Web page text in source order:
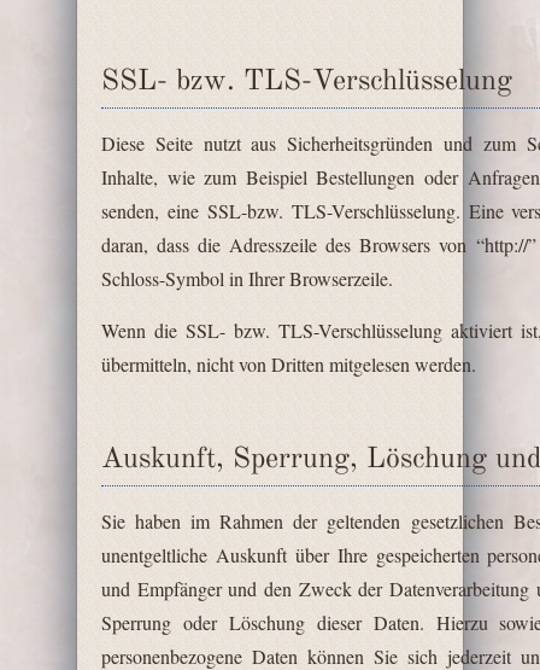
SSL- bzw. TLS-Verschlüsselung
Diese Seite nutzt aus Sicherheitsgründen und zum
Inhalte, wie zum Beispiel Bestellungen oder
senden, eine SSL-bzw. TLS-Verschlüsselung. Eine
daran, dass die Adresszeile des Browsers von
Schloss-Symbol in Ihrer Browserzeile.
Wenn die SSL- bzw. TLS-Verschlüsselung aktiviert
übermitteln, nicht von Dritten mitgelesen werden.
Auskunft, Sperrung, Löschung
Sie haben im Rahmen der geltenden gesetzlichen
unentgeltliche Auskunft über Ihre gespeicherten
und Empfänger und den Zweck der
Sperrung oder Löschung dieser Daten. Hierzu
personenbezogene Daten können Sie sich jederzeit